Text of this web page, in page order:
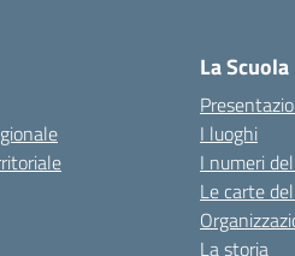
La Scuola
I luoghi
I numeri
Le carte
La storia